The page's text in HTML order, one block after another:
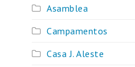
Asamblea
Campamentos
Casa J. Aleste